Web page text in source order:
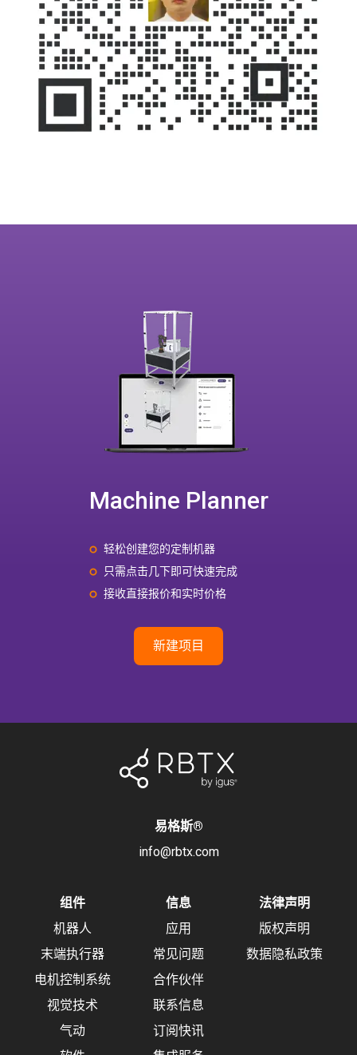
Machine Planner
轻松创建您的定制机器
只需点击几下即可快速完成
接收直接报价和实时价格
新建项目
易格斯®
info@rbtx.com
组件
机器人
末端执行器
电机控制系统
视觉技术
气动
信息
应用
常见问题
合作伙伴
联系信息
订阅快讯
法律声明
版权声明
数据隐私政策